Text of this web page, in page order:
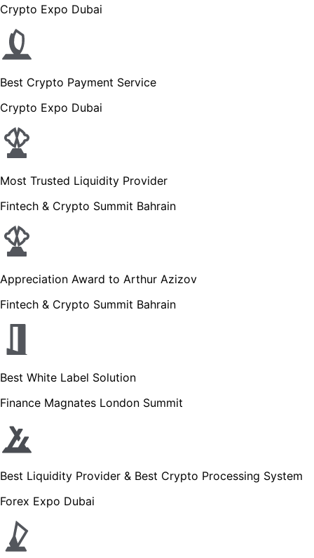
Crypto Expo Dubai
Best Crypto Payment Service
Crypto Expo Dubai
Most Trusted Liquidity Provider
Fintech & Crypto Summit Bahrain
Appreciation Award to Arthur Azizov
Fintech & Crypto Summit Bahrain
Best White Label Solution
Finance Magnates London Summit
Best Liquidity Provider & Best Crypto Processing System
Forex Expo Dubai